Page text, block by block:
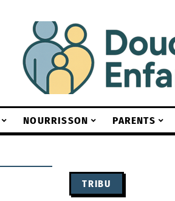
NOURRISSON PARENTS
TRIBU